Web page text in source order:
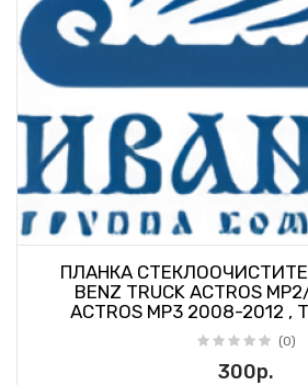
ПЛАНКА
BENZ TRUCK ACTROS
ACTROS MP3 2008-2012 ,
(0)
300р.